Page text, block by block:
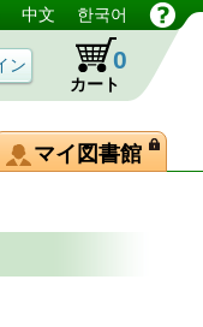
中文 한국어
カート
0
マイ図書館